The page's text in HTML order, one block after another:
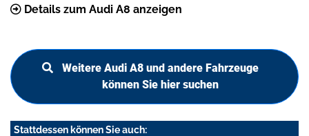
Details zum Audi A8 anzeigen
Weitere Audi A8 und andere Fahrzeuge
können Sie hier suchen
Stattdessen können Sie auch: